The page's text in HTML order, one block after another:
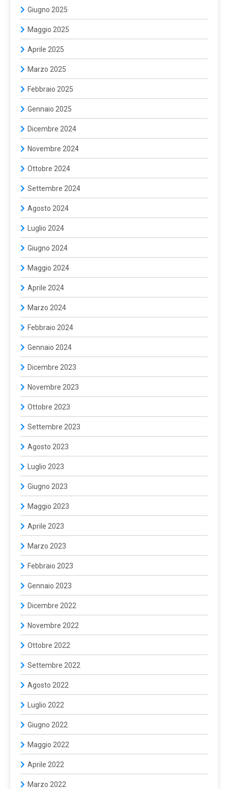
Giugno 2025
Maggio 2025
Aprile 2025
Marzo 2025
Febbraio 2025
Gennaio 2025
Dicembre 2024
Novembre 2024
Ottobre 2024
Settembre 2024
Agosto 2024
Luglio 2024
Giugno 2024
Maggio 2024
Aprile 2024
Marzo 2024
Febbraio 2024
Gennaio 2024
Dicembre 2023
Novembre 2023
Ottobre 2023
Settembre 2023
Agosto 2023
Luglio 2023
Giugno 2023
Maggio 2023
Aprile 2023
Marzo 2023
Febbraio 2023
Gennaio 2023
Dicembre 2022
Novembre 2022
Ottobre 2022
Settembre 2022
Agosto 2022
Luglio 2022
Giugno 2022
Maggio 2022
Aprile 2022
Marzo 2022